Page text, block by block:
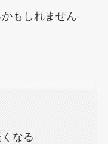
もしれません
なる